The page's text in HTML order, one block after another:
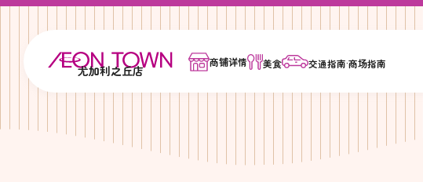
尤加利之丘店
商铺详情 美食 交通指南·商场指南